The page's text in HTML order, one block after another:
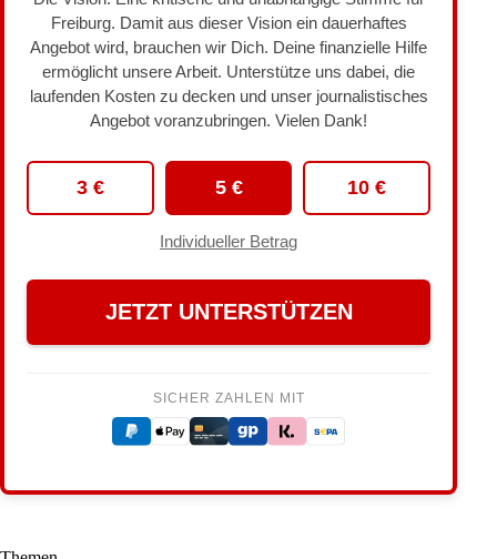
Freiburg. Damit aus dieser Vision ein dauerhaftes
Angebot wird, brauchen wir Dich. Deine finanzielle Hilfe
ermöglicht unsere Arbeit. Unterstütze uns dabei, die
laufenden Kosten zu decken und unser journalistisches
Angebot voranzubringen. Vielen Dank!
3 € 5 € 10 €
Individueller Betrag
JETZT UNTERSTÜTZEN
SICHER ZAHLEN MIT